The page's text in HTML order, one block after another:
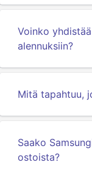
Voinko
alennuksiin?
Mitä tapahtuu,
Saako
ostoista?